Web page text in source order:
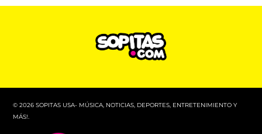
© 2026 SOPITAS USA- MÚSICA, NOTICIAS, DEPORTES, ENTRETENIMIENTO Y
MÁS!.